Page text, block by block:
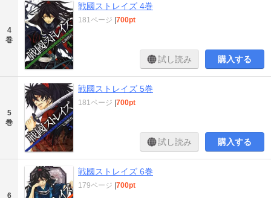
4
巻
戦國ストレイズ 4巻
181ページ |700pt
試し読み 購入する
5
巻
戦國ストレイズ 5巻
181ページ |700pt
試し読み 購入する
6
戦國ストレイズ 6巻
179ページ |700pt